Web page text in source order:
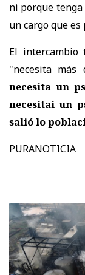
ni porque
un cargo que
El intercambio
"necesita
necesita un
necesitai un
salió lo
PURANOTICIA